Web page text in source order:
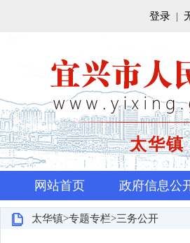
登录 |
太华镇
网站首页 政府信息公
太华镇>专题专栏>三务公开